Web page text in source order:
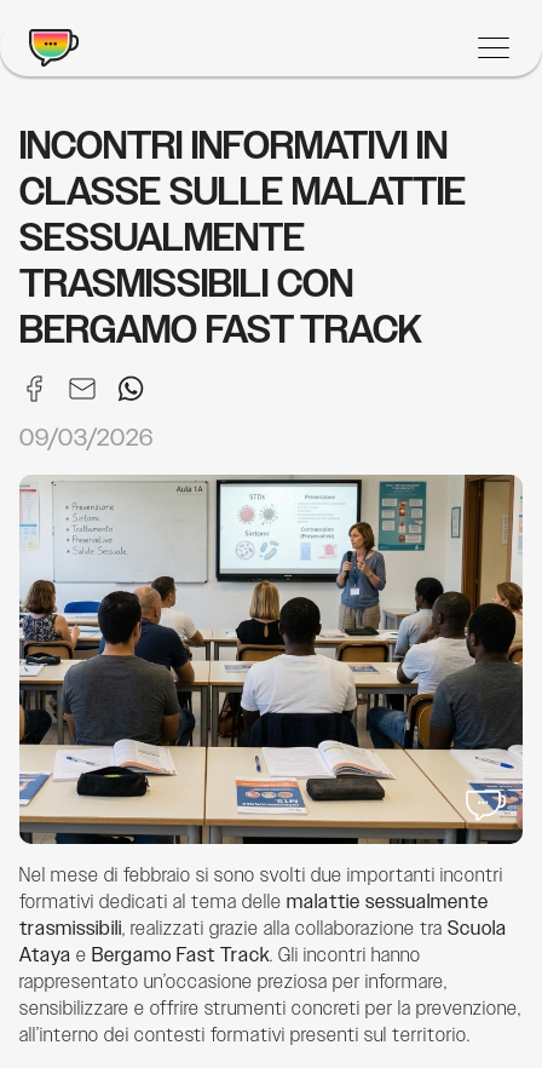
INCONTRI INFORMATIVI IN
CLASSE SULLE MALATTIE
SESSUALMENTE
TRASMISSIBILI CON
BERGAMO FAST TRACK
09/03/2026
Nel mese di febbraio si sono svolti due importanti incontri
formativi dedicati al tema delle malattie sessualmente
trasmissibili, realizzati grazie alla collaborazione tra Scuola
Ataya e Bergamo Fast Track. Gli incontri hanno
rappresentato un’occasione preziosa per informare,
sensibilizzare e offrire strumenti concreti per la prevenzione,
all’interno dei contesti formativi presenti sul territorio.